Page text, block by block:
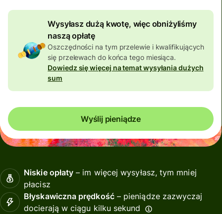
Wysyłasz dużą kwotę, więc obniżyliśmy
naszą opłatę
Oszczędności na tym przelewie i kwalifikujących
się przelewach do końca tego miesiąca.
Dowiedz się więcej na temat wysyłania dużych
sum
Wyślij pieniądze
Niskie opłaty – im więcej wysyłasz, tym mniej
płacisz
Błyskawiczna prędkość– pieniądze zazwyczaj
docierają w ciągu kilku sekund